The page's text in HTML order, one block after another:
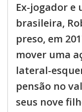
Ex-jogador e
brasileira,
preso, em
mover uma
lateral-
pensão no
seus nove